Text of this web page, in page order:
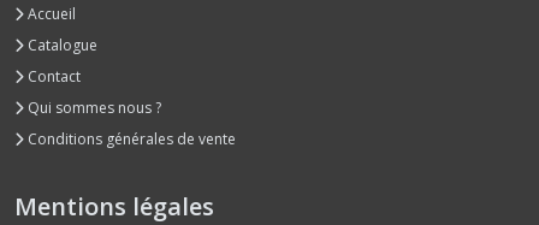
Accueil
Catalogue
Contact
Qui sommes nous ?
Conditions générales de vente
Mentions légales